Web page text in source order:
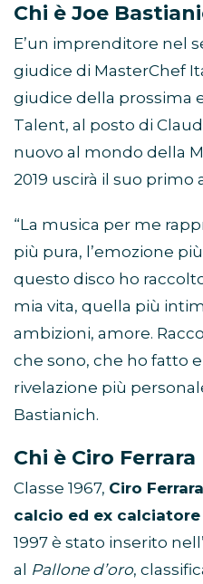
Chi è Joe
E’un imprenditore nel
giudice di MasterChef
giudice della prossima
Talent, al posto di
nuovo al mondo della
2019 uscirà il suo primo
“La musica per me
più pura, l’emozione
questo disco ho
mia vita, quella più
ambizioni, amore.
che sono, che ho fatto
rivelazione più
Bastianich.
Chi è Ciro Ferrara
Classe 1967, Ciro
calcio ed ex calciatore
1997 è stato inserito
al Pallone d’oro,